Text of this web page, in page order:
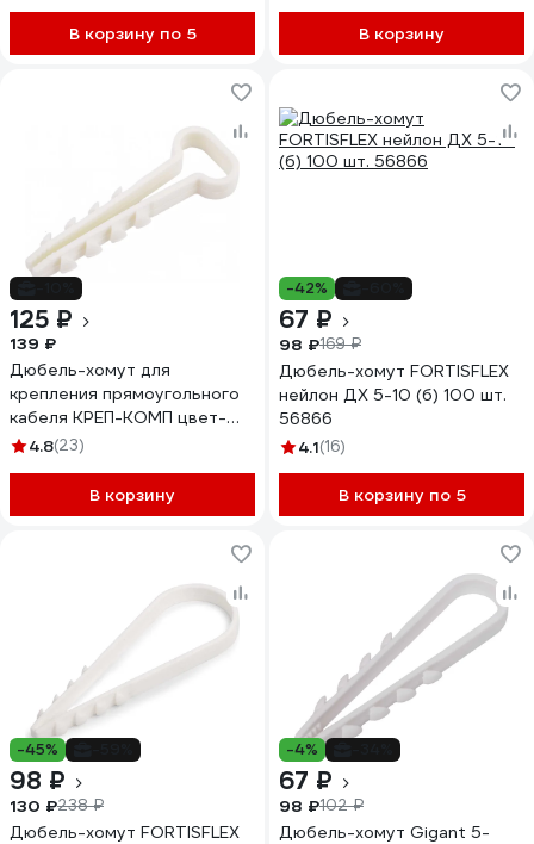
В корзину по 5 В корзину
125 ₽
139 ₽
Дюбель-хомут для
крепления прямоугольного
кабеля КРЕП-КОМП цвет-
белый 12х6 100шт дх126
4.8(23)
В корзину
-42%
67 ₽
98 ₽169 ₽
Дюбель-хомут FORTISFLEX
нейлон ДХ 5-10 (б) 100 шт.
56866
4.1(16)
В корзину по 5
-45%
98 ₽
130 ₽238 ₽
Дюбель-хомут FORTISFLEX
-4%
67 ₽
98 ₽102 ₽
Дюбель-хомут Gigant 5-